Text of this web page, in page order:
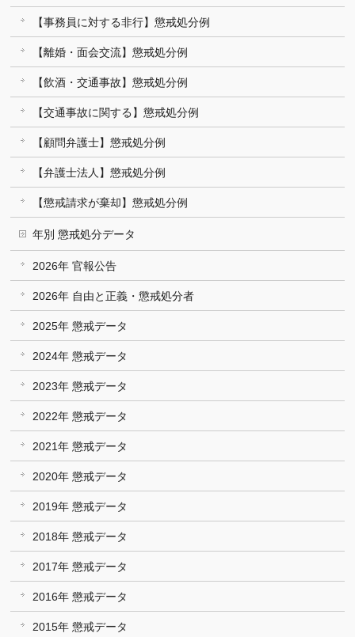
【事務員に対する非行】懲戒処分例
【離婚・面会交流】懲戒処分例
【飲酒・交通事故】懲戒処分例
【交通事故に関する】懲戒処分例
【顧問弁護士】懲戒処分例
【弁護士法人】懲戒処分例
【懲戒請求が棄却】懲戒処分例
年別 懲戒処分データ
2026年 官報公告
2026年 自由と正義・懲戒処分者
2025年 懲戒データ
2024年 懲戒データ
2023年 懲戒データ
2022年 懲戒データ
2021年 懲戒データ
2020年 懲戒データ
2019年 懲戒データ
2018年 懲戒データ
2017年 懲戒データ
2016年 懲戒データ
2015年 懲戒データ